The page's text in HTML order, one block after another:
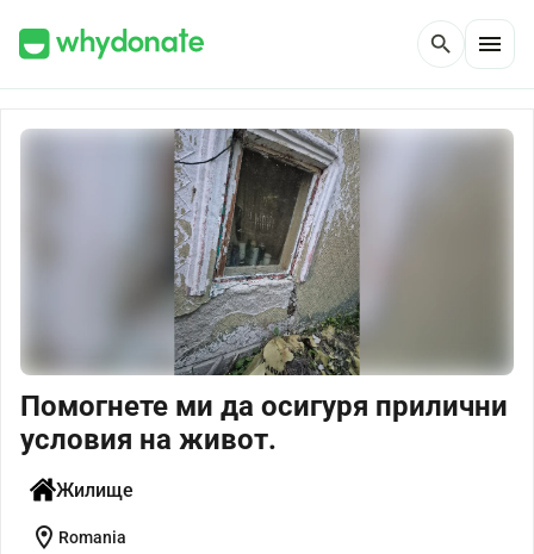
search menu
Помогнете ми да осигуря прилични
условия на живот.
Жилище
location_on Romania